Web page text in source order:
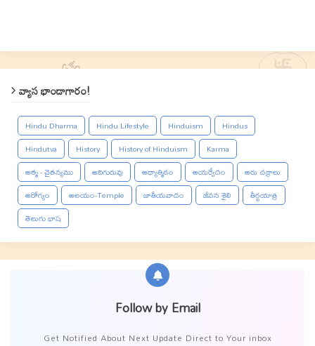
వ్యాస భాండాగారం!
Hindu Dharma Hindu Lifestyle Hinduism
Hindus
Hindutva
History History of Hinduism
Karma
ఆత్మ - చైతన్యము
ఆదిగురువు ఆధ్యాత్మికం ఆయర్వేదం
ఆరు చక్రాలు
ఆరోగ్యం
ఆలయం-Temple జాతీయవాదం జీవన శైలి
తీర్థయాత్ర
తెలుగు భాష
Follow by Email
Get Notified About Next Update Direct to Your inbox